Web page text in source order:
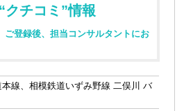
“クチコミ”情報
ご登録後、担当コンサルタントにお
本線、相模鉄道いずみ野線 二俣川 バ